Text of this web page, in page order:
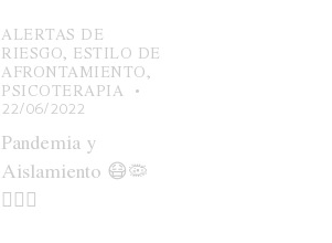
ALERTAS DE
RIESGO, ESTILO DE
AFRONTAMIENTO,
PSICOTERAPIA
22/06/2022
Pandemia y
Aislamiento 😷🦠
🧑🏽‍⚕️